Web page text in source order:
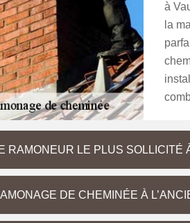
à
la
RAMONEUR LE PLUS
DE CHEMINÉE À